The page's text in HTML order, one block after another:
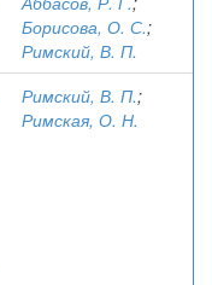
Борисова, О. С.;
Римский, В. П.
Римский, В. П.;
Римская, О. Н.